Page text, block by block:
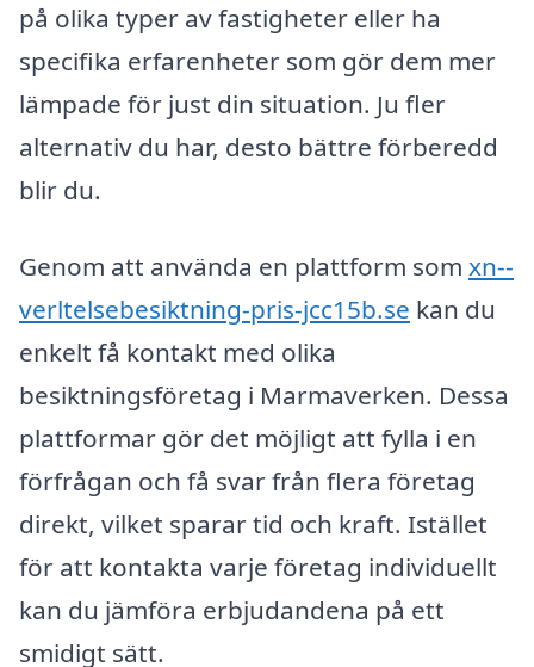
på olika typer av fastigheter eller ha
specifika erfarenheter som gör dem mer
lämpade för just din situation. Ju fler
alternativ du har, desto bättre förberedd
blir du.
Genom att använda en plattform som xn--
verltelsebesiktning-pris-jcc15b.se kan du
enkelt få kontakt med olika
besiktningsföretag i Marmaverken. Dessa
plattformar gör det möjligt att fylla i en
förfrågan och få svar från flera företag
direkt, vilket sparar tid och kraft. Istället
för att kontakta varje företag individuellt
kan du jämföra erbjudandena på ett
smidigt sätt.